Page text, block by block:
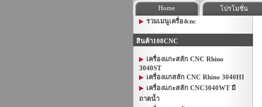
Home โปรโมชั่น
รวมเมนูเครื่องcnc
สินค้า108CNC
เครื่องแกะสลัก CNC Rhino
3040ST
เครื่องแกสลัก CNC Rhino 3040HI
เครื่องแกะสลัก CNC3040WT มี
ถาดน้ำ